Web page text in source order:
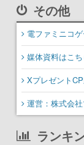
その他
電ファミニコ
媒体資料はこち
Xプレゼント
運営：株式会
ランキ